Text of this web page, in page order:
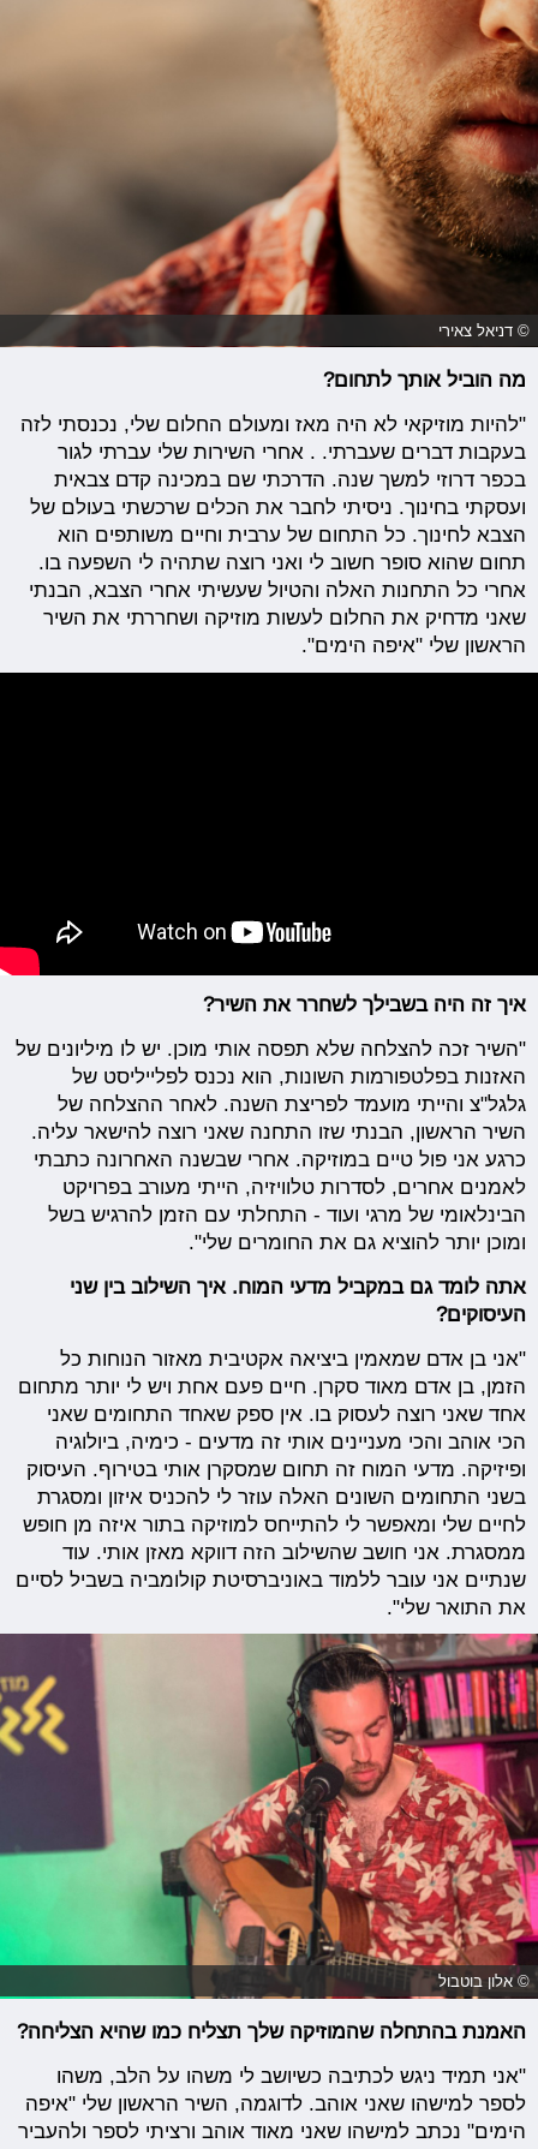
© דניאל צאירי
מה הוביל אותך לתחום?
"להיות מוזיקאי לא היה מאז ומעולם החלום שלי, נכנסתי לזה
בעקבות דברים שעברתי. . אחרי השירות שלי עברתי לגור
בכפר דרוזי למשך שנה. הדרכתי שם במכינה קדם צבאית
ועסקתי בחינוך. ניסיתי לחבר את הכלים שרכשתי בעולם של
הצבא לחינוך. כל התחום של ערבית וחיים משותפים הוא
תחום שהוא סופר חשוב לי ואני רוצה שתהיה לי השפעה בו.
אחרי כל התחנות האלה והטיול שעשיתי אחרי הצבא, הבנתי
שאני מדחיק את החלום לעשות מוזיקה ושחררתי את השיר
הראשון שלי "איפה הימים".
איך זה היה בשבילך לשחרר את השיר?
"השיר זכה להצלחה שלא תפסה אותי מוכן. יש לו מיליונים של
האזנות בפלטפורמות השונות, הוא נכנס לפלייליסט של
גלגל"צ והייתי מועמד לפריצת השנה. לאחר ההצלחה של
השיר הראשון, הבנתי שזו התחנה שאני רוצה להישאר עליה.
כרגע אני פול טיים במוזיקה. אחרי שבשנה האחרונה כתבתי
לאמנים אחרים, לסדרות טלוויזיה, הייתי מעורב בפרויקט
הבינלאומי של מרגי ועוד - התחלתי עם הזמן להרגיש בשל
ומוכן יותר להוציא גם את החומרים שלי".
אתה לומד גם במקביל מדעי המוח. איך השילוב בין שני
העיסוקים?
"אני בן אדם שמאמין ביציאה אקטיבית מאזור הנוחות כל
הזמן, בן אדם מאוד סקרן. חיים פעם אחת ויש לי יותר מתחום
אחד שאני רוצה לעסוק בו. אין ספק שאחד התחומים שאני
הכי אוהב והכי מעניינים אותי זה מדעים - כימיה, ביולוגיה
ופיזיקה. מדעי המוח זה תחום שמסקרן אותי בטירוף. העיסוק
בשני התחומים השונים האלה עוזר לי להכניס איזון ומסגרת
לחיים שלי ומאפשר לי להתייחס למוזיקה בתור איזה מן חופש
ממסגרת. אני חושב שהשילוב הזה דווקא מאזן אותי. עוד
שנתיים אני עובר ללמוד באוניברסיטת קולומביה בשביל לסיים
את התואר שלי".
© אלון בוטבול
האמנת בהתחלה שהמוזיקה שלך תצליח כמו שהיא הצליחה?
"אני תמיד ניגש לכתיבה כשיושב לי משהו על הלב, משהו
לספר למישהו שאני אוהב. לדוגמה, השיר הראשון שלי "איפה
הימים" נכתב למישהו שאני מאוד אוהב ורציתי לספר ולהעביר